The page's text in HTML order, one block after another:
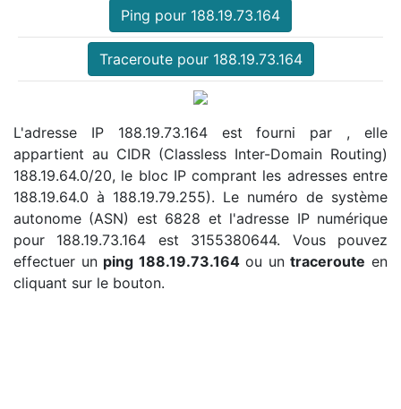
Ping pour 188.19.73.164
Traceroute pour 188.19.73.164
L'adresse IP 188.19.73.164 est fourni par , elle
appartient au CIDR (Classless Inter-Domain Routing)
188.19.64.0/20, le bloc IP comprant les adresses entre
188.19.64.0 à 188.19.79.255). Le numéro de système
autonome (ASN) est 6828 et l'adresse IP numérique
pour 188.19.73.164 est 3155380644. Vous pouvez
effectuer un ping 188.19.73.164ou untraceroute en
cliquant sur le bouton.